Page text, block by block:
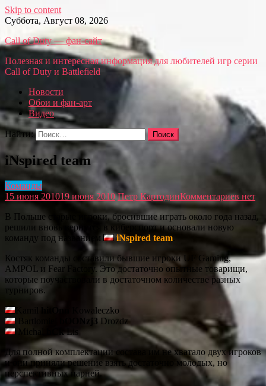
Skip to content
Суббота, Август 08, 2026
Call of Duty — фан-сайт
Полезная и интересная информация для любителей игр серии
Call of Duty и Battlefield
Новости
Обои и фан-арт
Видео
Найти:
iNspired team
Команды
15 июня 201019 июня 2010 Петр КартодинКомментариев нет
В Польше старые игроки, бросившие играть около года назад,
решили вновь вернутся в киберспорт и основали новую
команду под названием
iNspired team
Костяк команды составили бывшие игроки UF Gaming,
AMPOL и Fear Factory. Это достаточно опытные товарищи,
которые поучаствовали в достаточном количестве разных
турниров.
Kowaleczko
bOONzj3 Drozdz
bCkLis
Для полной комплектации состава им не хватало двух игроков
и они приняли решение взять достаточно молодых, но
перспективных парней.